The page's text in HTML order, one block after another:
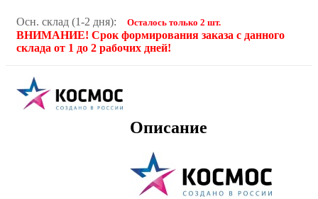
Осн. склад (1-2 дня): Осталось только 2 шт.
ВНИМАНИЕ! Срок формирования заказа с данного
склада от 1 до 2 рабочих дней!
Описание